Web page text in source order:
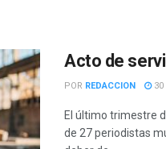
Acto de
POR REDACCION 30
El último trimestre
de 27 periodistas